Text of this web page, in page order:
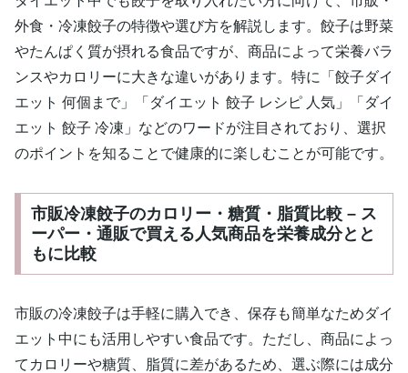
外食・冷凍餃子の特徴や選び方を解説します。餃子は野菜
やたんぱく質が摂れる食品ですが、商品によって栄養バラ
ンスやカロリーに大きな違いがあります。特に「餃子ダイ
エット 何個まで」「ダイエット 餃子 レシピ 人気」「ダイ
エット 餃子 冷凍」などのワードが注目されており、選択
のポイントを知ることで健康的に楽しむことが可能です。
市販冷凍餃子のカロリー・糖質・脂質比較 – ス
ーパー・通販で買える人気商品を栄養成分とと
もに比較
市販の冷凍餃子は手軽に購入でき、保存も簡単なためダイ
エット中にも活用しやすい食品です。ただし、商品によっ
てカロリーや糖質、脂質に差があるため、選ぶ際には成分